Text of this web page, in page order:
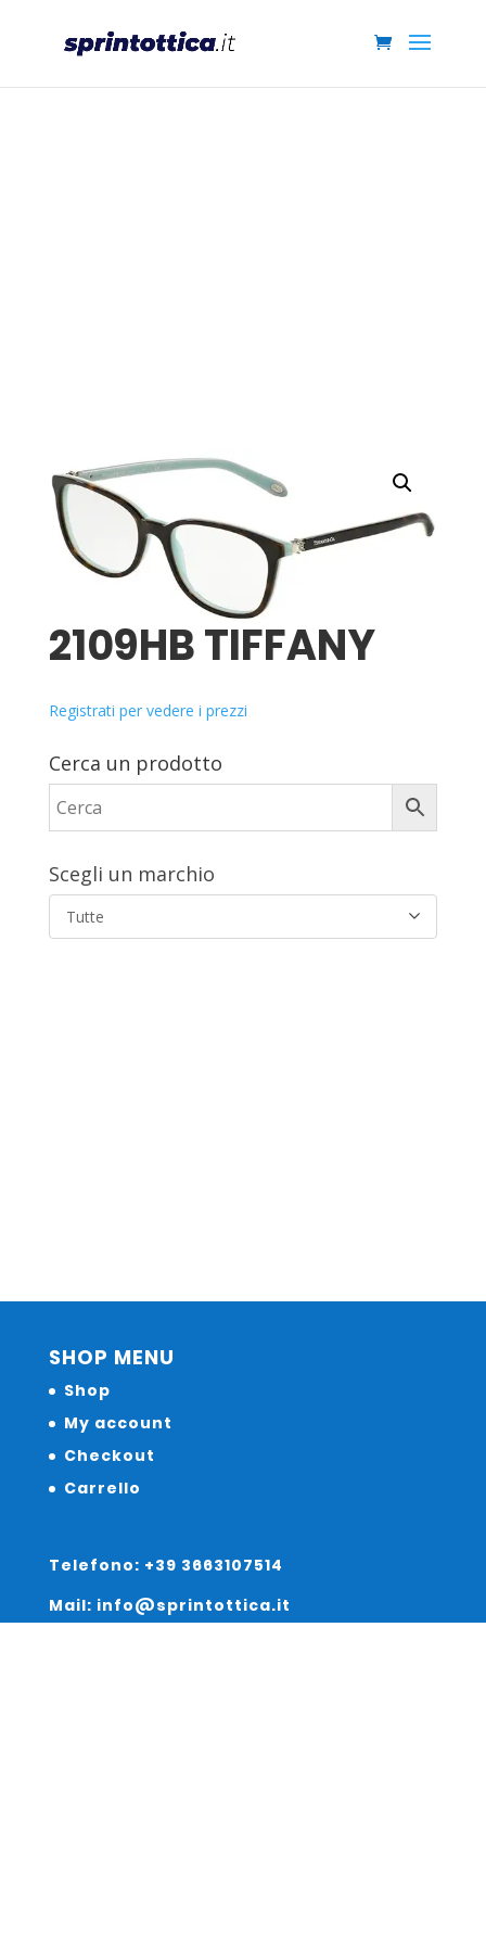
2109HB TIFFANY
Registrati per vedere i prezzi
Cerca un prodotto
Scegli un marchio
Tutte
SHOP MENU
Shop
My account
Checkout
Carrello
Telefono: +39 3663107514
Mail: info@sprintottica.it